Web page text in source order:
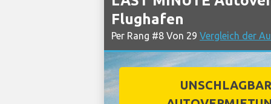
Flughafen
Per Rang #8 Von 29 Vergleich der